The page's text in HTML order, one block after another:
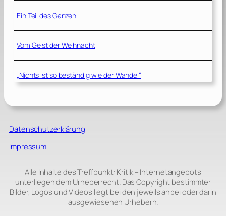
Ein Teil des Ganzen
Vom Geist der Weihnacht
„Nichts ist so beständig wie der Wandel“
Datenschutzerklärung
Impressum
Alle Inhalte des Treffpunkt: Kritik – Internetangebots
unterliegen dem Urheberrecht. Das Copyright bestimmter
Bilder, Logos und Videos liegt bei den jeweils anbei oder darin
ausgewiesenen Urhebern.